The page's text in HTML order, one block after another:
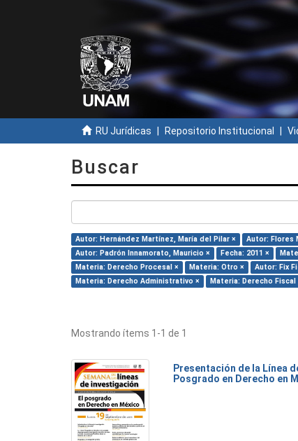
RU Jurídicas Repositorio Institucional
Buscar
Autor: Hernández Martínez, María del Pilar × Autor: Flores
Autor: Padrón Innamorato, Mauricio ×
Fecha: 2011 ×
Materia: Derecho Procesal ×
Materia: Otro × Autor: Fix
Materia: Derecho Administrativo ×
Materia: Derecho Fiscal
Mostrando ítems 1-1 de 1
Presentación de la Línea
Posgrado en Derecho en